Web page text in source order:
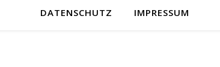
DATENSCHUTZ IMPRESSUM